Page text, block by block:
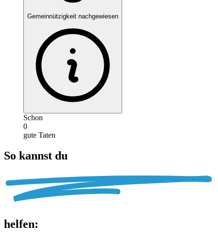
Gemeinnützigkeit nachgewiesen
Schon
0
gute Taten
So kannst du
helfen: